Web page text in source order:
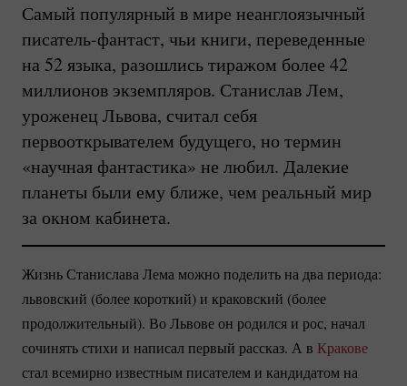
Самый популярный в мире неанглоязычный
писатель-фантаст, чьи книги, переведенные
на 52 языка, разошлись тиражом более 42
миллионов экземпляров. Станислав Лем,
уроженец Львова, считал себя
первооткрывателем будущего, но термин
«научная фантастика» не любил. Далекие
планеты были ему ближе, чем реальный мир
за окном кабинета.
Жизнь Станислава Лема можно поделить на два периода:
львовский (более короткий) и краковский (более
продолжительный). Во Львове он родился и рос, начал
сочинять стихи и написал первый рассказ. А в Кракове
стал всемирно известным писателем и кандидатом на